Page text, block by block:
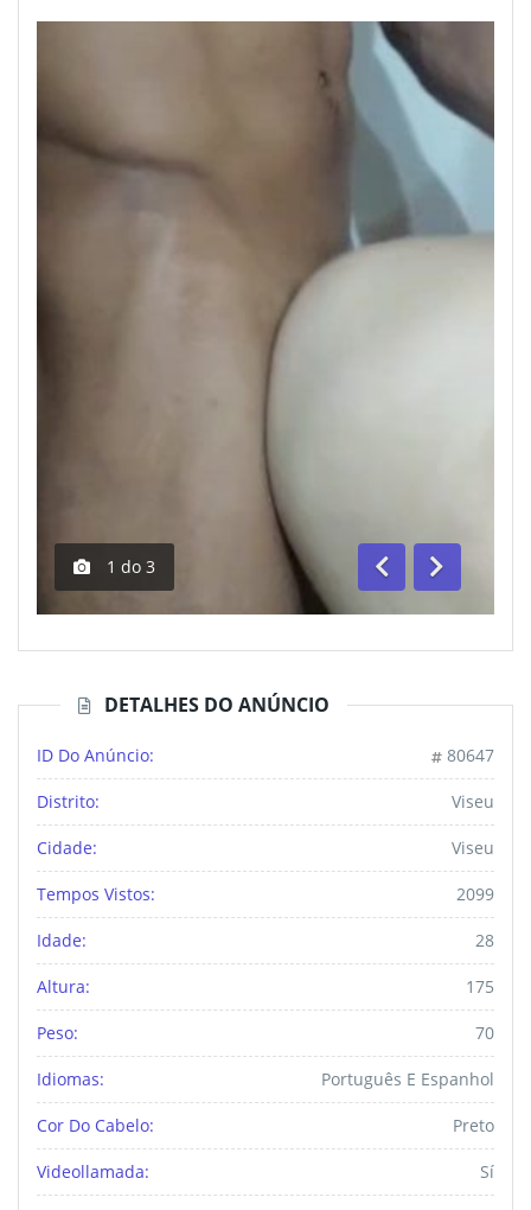
1 do 3
AnteriorSegue
DETALHES DO ANÚNCIO
ID Do Anúncio: 80647
Distrito: Viseu
Cidade: Viseu
Tempos Vistos: 2099
Idade: 28
Altura: 175
Peso: 70
Idiomas: Português E Espanhol
Cor Do Cabelo: Preto
Videollamada: Sí